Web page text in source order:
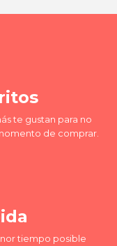
te gustan para no
de comprar.
tiempo posible